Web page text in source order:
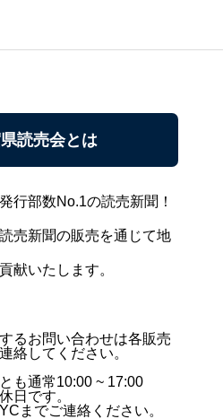
読売会とは
行部数No.1の読売新聞！
売新聞の販売を通じて地
献いたします。
るお問い合わせは各販売
絡してください。
も通常10:00 ~ 17:00
日です。
までご連絡ください。